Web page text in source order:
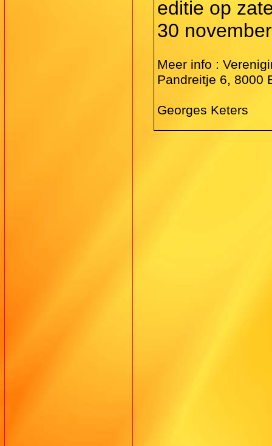
editie op
30
Meer info :
Pandreitje 6, 8000
Georges Keters